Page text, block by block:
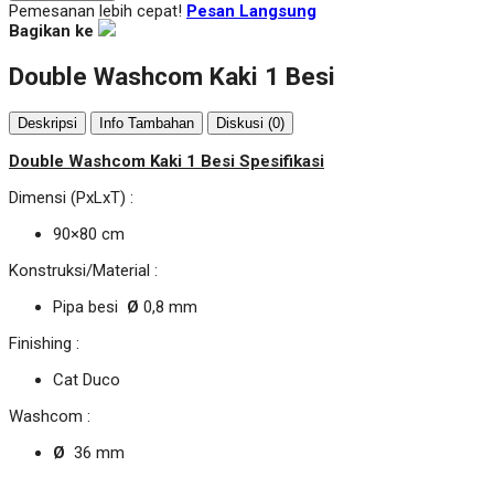
Pemesanan lebih cepat! Pesan Langsung
Bagikan ke
Double Washcom Kaki 1 Besi
Deskripsi Info Tambahan Diskusi (0)
Double Washcom Kaki 1 Besi Spesifikasi
Dimensi (PxLxT) :
90×80 cm
Konstruksi/Material :
Pipa besi Ø 0,8 mm
Finishing :
Cat Duco
Washcom :
Ø 36 mm